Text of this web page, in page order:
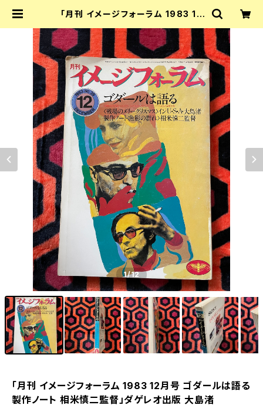
「月刊 イメージフォーラム 1983 12
慎二監督」ダゲレオ出版 大島渚 | 古
書 まずる
1/12
「月刊 イメージフォーラム 1983 12月号 ゴダールは語る
製作ノート 相米慎二監督」ダゲレオ出版 大島渚